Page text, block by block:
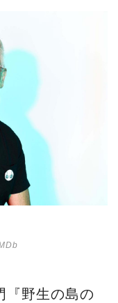
『野生の島の